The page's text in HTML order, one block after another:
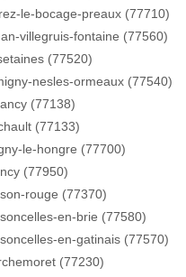
le-bocage-preaux (77710)
villegruis-fontaine (77560)
(77520)
nesles-ormeaux (77540)
(77138)
(77133)
le-hongre (77700)
(77950)
rouge (77370)
en-brie (77580)
en-gatinais (77570)
(77230)